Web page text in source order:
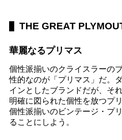
THE GREAT
華麗なるプリマス
個性派揃いのクライスラーの
性的なのが「プリマス」だ。
インとしたブランドだが、そ
明確に図られた個性を放つプ
個性派揃いのビンテージ・プ
ることにしよう。